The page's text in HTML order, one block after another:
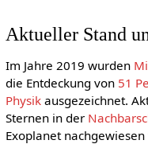
Aktueller Stand
Im Jahre 2019 wurden
die Entdeckung von 51
Physikausgezeichnet.
Sternen in der
Exoplanet